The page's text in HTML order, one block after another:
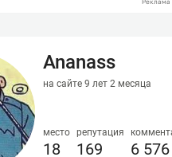
Ananass
на сайте 9 лет 2 месяца
место
18
репутация
169 6 576